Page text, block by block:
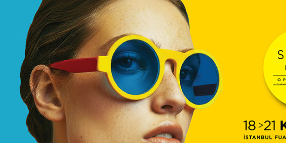
Etiketler
2025 Bir yıl mutlu yıllar Zaman
13:17